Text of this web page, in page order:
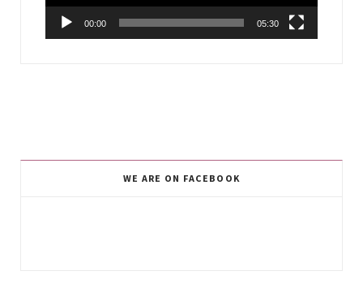
00:00 05:30
WE ARE ON FACEBOOK